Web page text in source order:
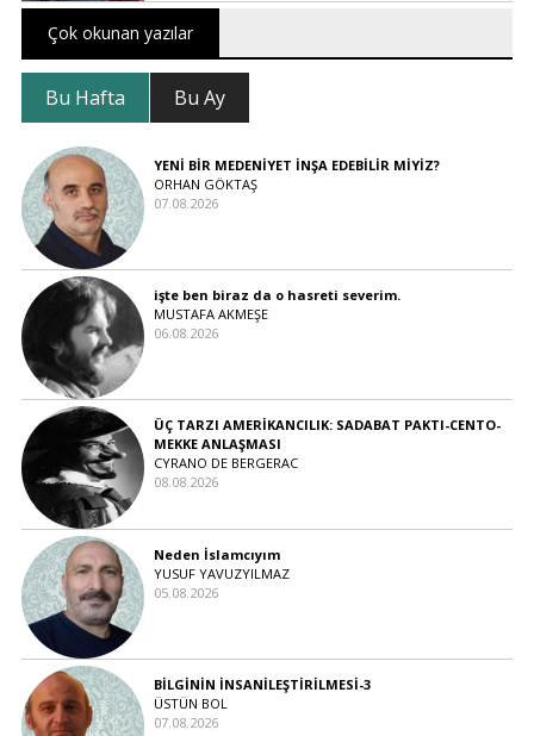
Çok okunan yazılar
Bu Hafta Bu Ay
YENİ BİR MEDENİYET İNŞA EDEBİLİR MİYİZ?
ORHAN GÖKTAŞ
07.08.2026
işte ben biraz da o hasreti severim.
MUSTAFA AKMEŞE
06.08.2026
ÜÇ TARZI AMERİKANCILIK: SADABAT PAKTI-CENTO-
MEKKE ANLAŞMASI
CYRANO DE BERGERAC
08.08.2026
Neden İslamcıyım
YUSUF YAVUZYILMAZ
05.08.2026
BİLGİNİN İNSANİLEŞTİRİLMESİ-3
ÜSTÜN BOL
07.08.2026